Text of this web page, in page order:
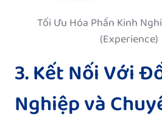
Tối Ưu Hóa Phần Kinh
(Experience)
3. Kết Nối Với
Nghiệp và